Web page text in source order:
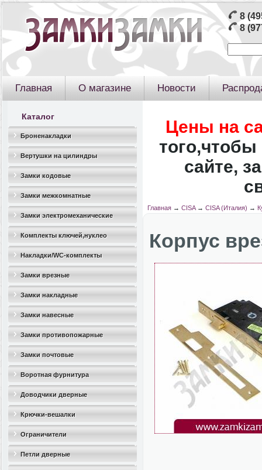
8
8
Главная О магазине Новости
Каталог
Броненакладки
Вертушки на цилиндры
Замки кодовые
Замки межкомнатные
Замки электромеханические
Комплекты ключей,нуклео
Накладки/WC-комплекты
Замки врезные
Замки накладные
Замки навесные
Замки противопожарные
Замки почтовые
Воротная фурнитура
Доводчики дверные
Крючки-вешалки
Ограничители
дверные(стопоры)
Петли дверные
Цены на
того,чтобы
сайте,
Главная→ CISA→ CISA (Италия) →
Корпус